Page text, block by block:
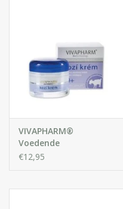
Parfum
Gift sets
Blog
VIVAPHARM®
Voedende
Gezichtscrème met
€12,95